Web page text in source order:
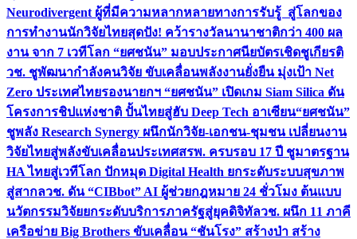
Neurodivergent ผู้ที่มีความหลากหลายทางการรับรู้ สู่โลกของ
การทำงานนักวิจัยไทยสุดปัง! คว้ารางวัลนานาชาติกว่า 400 ผล
งาน จาก 7 เวทีโลก “ยศชนัน” มอบประกาศนียบัตรเชิดชูเกียรติ
วช. ชูพัฒนากำลังคนวิจัย ขับเคลื่อนพลังงานยั่งยืน มุ่งเป้า Net
Zero ประเทศไทยรองนายกฯ “ยศชนัน” เปิดเกม Siam Silica ดัน
โครงการชิปแห่งชาติ ปั้นไทยสู่ฮับ Deep Tech อาเซียน“ยศชนัน”
ชูพลัง Research Synergy ผนึกนักวิจัย-เอกชน-ชุมชน เปลี่ยนงาน
วิจัยไทยสู่พลังขับเคลื่อนประเทศสรพ. ครบรอบ 17 ปี ชูมาตรฐาน
HA ไทยสู่เวทีโลก ปักหมุด Digital Health ยกระดับระบบสุขภาพ
สู่สากลวช. ดัน “CIBbot” AI ผู้ช่วยกฎหมาย 24 ชั่วโมง ต้นแบบ
นวัตกรรมวิจัยยกระดับบริการภาครัฐสู่ยุคดิจิทัลวช. ผนึก 11 ภาคี
เครือข่าย Big Brothers ขับเคลื่อน “ชันโรง” สร้างป่า สร้าง